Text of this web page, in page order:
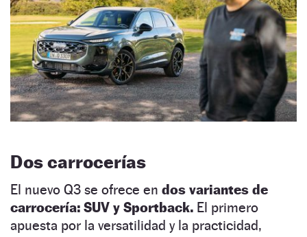
Dos carrocerías
El nuevo Q3 se ofrece en dos variantes de
carrocería: SUV y Sportback. El primero
apuesta por la versatilidad y la practicidad,